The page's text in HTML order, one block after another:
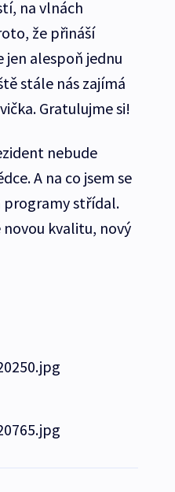
na vlnách
že přináší
jen alespoň jednu
stále nás zajímá
Gratulujme si!
nebude
A na co jsem se
programy střídal.
novou kvalitu, nový